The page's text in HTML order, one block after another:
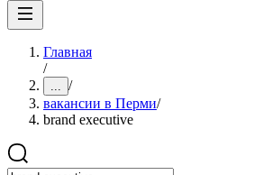
Главная
/
... /
вакансии в Перми/
brand executive